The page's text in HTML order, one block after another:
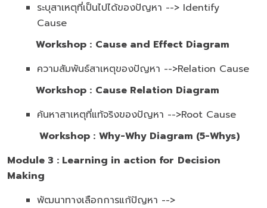
ระบุสาเหตุที่เป็นไปได้ของปัญหา --> Identify
Cause
Workshop : Cause and Effect Diagram
ความสัมพันธ์สาเหตุของปัญหา -->Relation Cause
Workshop : Cause Relation Diagram
ค้นหาสาเหตุที่แท้จริงของปัญหา -->Root Cause
Workshop : Why-Why Diagram (5-Whys)
Module 3 : Learning in action for Decision
Making
พัฒนาทางเลือกการแก้ปัญหา -->